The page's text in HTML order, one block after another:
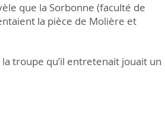
que la Sorbonne (faculté de
la pièce de Molière et
troupe qu’il entretenait jouait un